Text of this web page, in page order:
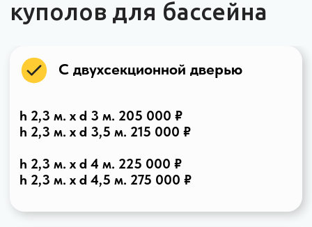
Купол для бассейна овальный "Ellipse Aqua" 4 х 10 м.
Две двери по две секции, цвет Ral 7024